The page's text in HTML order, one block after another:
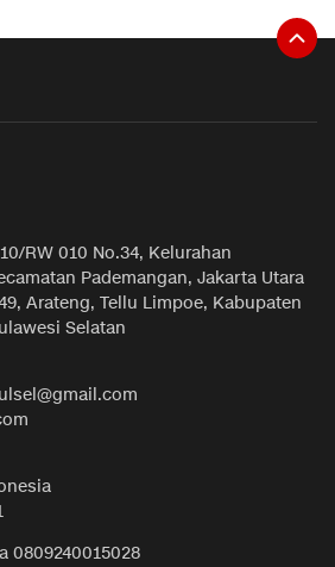
RW 010 No.34, Kelurahan
Pademangan, Jakarta Utara
Arateng, Tellu Limpoe, Kabupaten
Selatan
0809240015028